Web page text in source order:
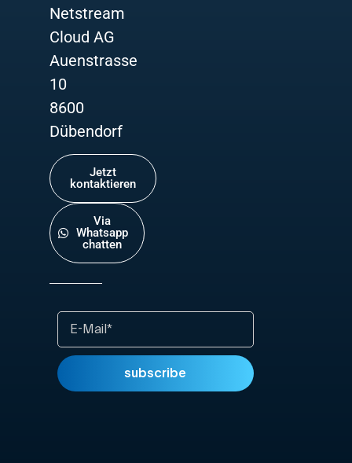
Netstream
Cloud AG
Auenstrasse
10
8600
Dübendorf
Jetzt
kontaktieren
Via
Whatsapp
chatten